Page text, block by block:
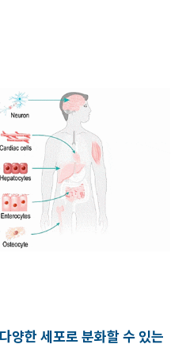
양한 세포로 분화할 수 있는